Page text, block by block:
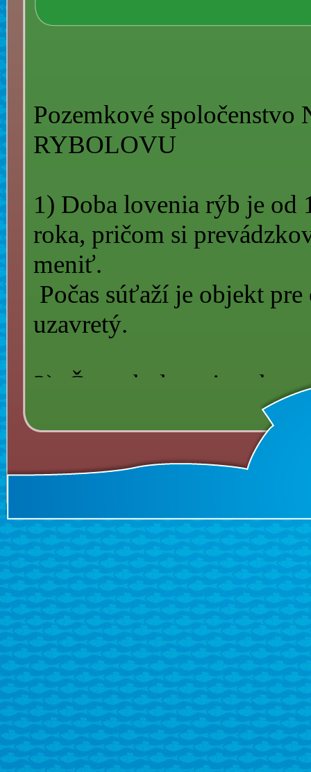
Pozemkové spoločenstvo
RYBOLOVU
1) Doba lovenia rýb je od
roka, pričom si
meniť.
Počas súťaží je objekt
uzavretý.
2). Čas rybolovu je
3) Čas lovenia rýb, je
10,-Eur /vstup ,v režime
športový rybolov sa
Roveň. Predaj ulovených
Aktuálne informácie sú
Predseda: Ján